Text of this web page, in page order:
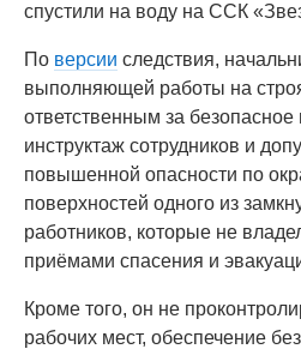
спустили на воду на ССК
По версии следствия,
выполняющей работы на
ответственным за безопасное
инструктаж сотрудников и
повышенной опасности по
поверхностей одного из
работников, которые не
приёмами спасения и
Кроме того, он не
рабочих мест, обеспечение